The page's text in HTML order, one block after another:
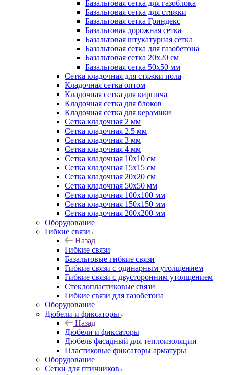
Базальтовая сетка для газоблока
Базальтовая сетка для стяжки
Базальтовая сетка Гриндекс
Базальтовая дорожная сетка
Базальтовая штукатурная сетка
Базальтовая сетка для газобетона
Базальтовая сетка 20x20 см
Базальтовая сетка 50x50 мм
Сетка кладочная для стяжки пола
Кладочная сетка оптом
Кладочная сетка для кирпича
Кладочная сетка для блоков
Кладочная сетка для керамики
Сетка кладочная 2 мм
Сетка кладочная 2.5 мм
Сетка кладочная 3 мм
Сетка кладочная 4 мм
Сетка кладочная 10x10 см
Сетка кладочная 15x15 см
Сетка кладочная 20x20 см
Сетка кладочная 50x50 мм
Сетка кладочная 100x100 мм
Сетка кладочная 150x150 мм
Сетка кладочная 200x200 мм
Оборудование
Гибкие связи
Назад
Гибкие связи
Базальтовые гибкие связи
Гибкие связи с одинарным утолщением
Гибкие связи с двусторонним утолщением
Стеклопластиковые связи
Гибкие связи для газобетона
Оборудование
Дюбели и фиксаторы
Назад
Дюбели и фиксаторы
Дюбель фасадный для теплоизоляции
Пластиковые фиксаторы арматуры
Оборудование
Сетки для птичников